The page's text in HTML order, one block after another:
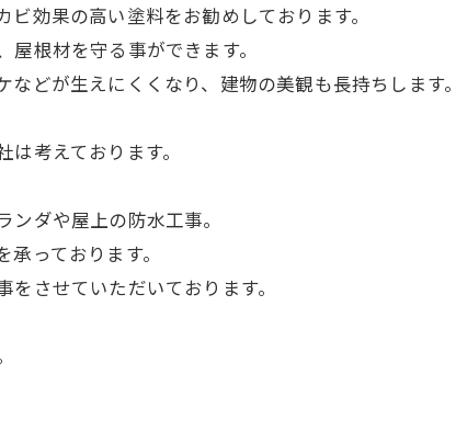
効果の高い塗料をお勧めしております。
根材を守る事ができます。
どが生えにくくなり、建物の美観も長持ちしま
考えております。
ダや屋上の防水工事。
っております。
させていただいております。